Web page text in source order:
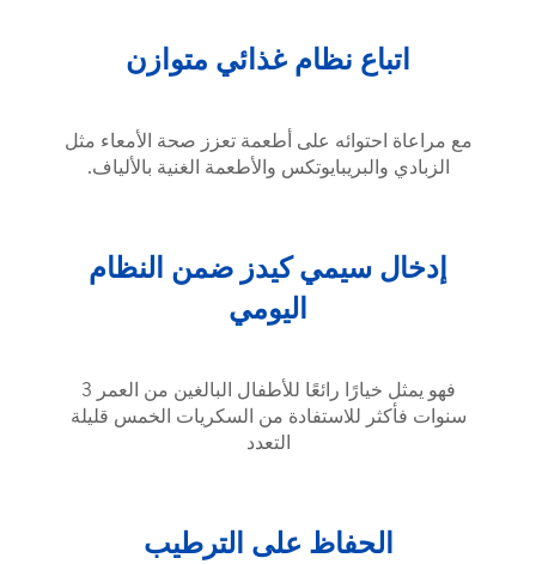
نظام غذائي متوازن
احتوائه على أطعمة تعزز صحة الأمعاء مثل
والبريبايوتكس والأطعمة الغنية بالألياف.
سيمي كيدز ضمن النظام
فهو يمثل خيارًا رائعًا للأطفال البالغين من العمر 3
للاستفادة من السكريات الخمس قليلة
الحفاظ على الترطيب